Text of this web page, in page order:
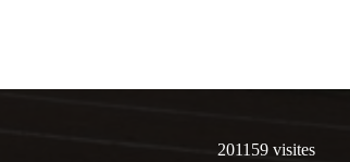
201159 visites